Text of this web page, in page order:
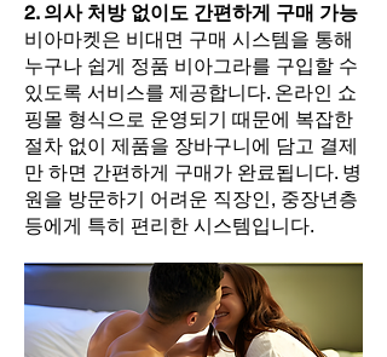
2. 의사 처방 없이도 간편하게 구매 가능
비아마켓은 비대면 구매 시스템을 통해
누구나 쉽게 정품 비아그라를 구입할 수
있도록 서비스를 제공합니다. 온라인 쇼
핑몰 형식으로 운영되기 때문에 복잡한
절차 없이 제품을 장바구니에 담고 결제
만 하면 간편하게 구매가 완료됩니다. 병
원을 방문하기 어려운 직장인, 중장년층
등에게 특히 편리한 시스템입니다.